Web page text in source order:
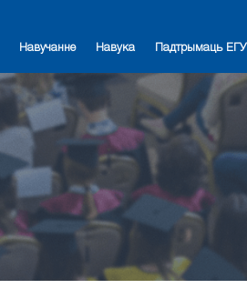
Навучанне Навука Падтрымаць ЕГУ